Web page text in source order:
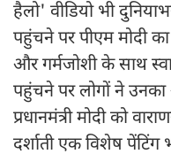
हैलो' वीडियो भी
पहुंचने पर पीएम मोदी
और गर्मजोशी के साथ
पहुंचने पर लोगों ने उनका
प्रधानमंत्री मोदी को
दर्शाती एक विशेष पेंटिंग